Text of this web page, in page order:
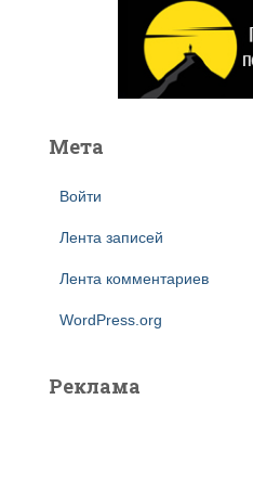
Мета
Войти
Лента записей
Лента комментариев
WordPress.org
Реклама